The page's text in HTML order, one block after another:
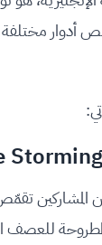
أدوار
المشاركين
للعصف